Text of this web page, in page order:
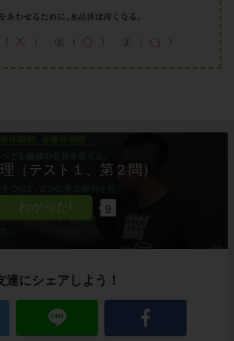
（テスト１、第２問）
9
達にシェアしよう！